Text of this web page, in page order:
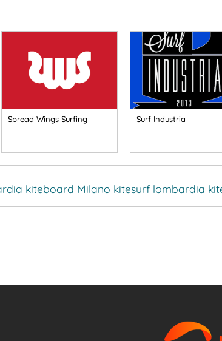
Spread Wings Surfing Surf Industria
kiteboard Milano kitesurf lombardia